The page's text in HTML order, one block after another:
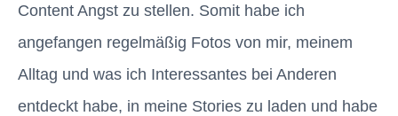
Content Angst zu stellen. Somit habe ich
angefangen regelmäßig Fotos von mir, meinem
Alltag und was ich Interessantes bei Anderen
entdeckt habe, in meine Stories zu laden und habe